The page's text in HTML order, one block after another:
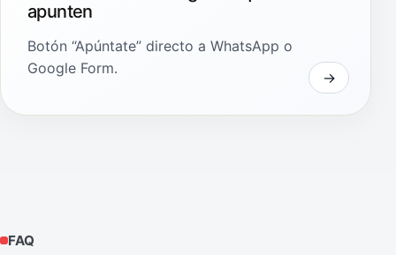
apunten
Botón “Apúntate” directo a WhatsApp o
Google Form.
FAQ